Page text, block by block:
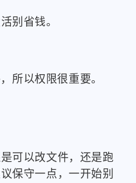
别省钱。
所以权限很重要。
可以改文件，还是跑
保守一点，一开始别